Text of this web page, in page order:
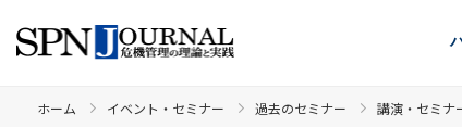
ホーム イベント・セミナー 過去のセミナー 講演・セミナ